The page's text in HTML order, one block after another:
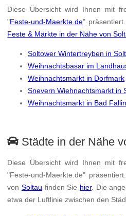
Diese Übersicht wird Ihnen mit
"Feste-und-Maerkte.de"
Feste & Märkte in der Nähe von
Soltower Wintertreyben in
Weihnachtsbasar im
Weihnachtsmarkt in Dorfmark
Snevern Wiehnachtsmarkt in
Weihnachtsmarkt in Bad
Städte in der Nähe
Diese Übersicht wird Ihnen mit
"Feste-und-Maerkte.de"
von Soltau finden Sie hier. Die
etwa der Luftlinie zwischen den